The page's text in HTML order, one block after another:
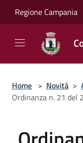
Regione Campania
Home > Novità >
Ordinanza n. 21